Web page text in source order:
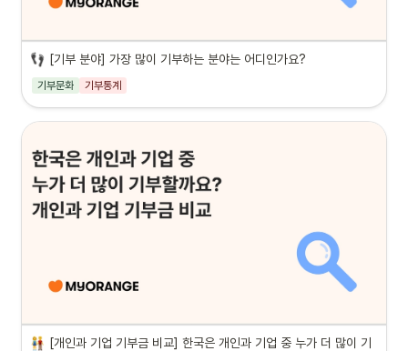
[기부 분야] 가장 많이 기부하는 분야는 어디인가요?
기부문화 기부통계
[개인과 기업 기부금 비교] 한국은 개인과 기업 중 누가 더 많이 기